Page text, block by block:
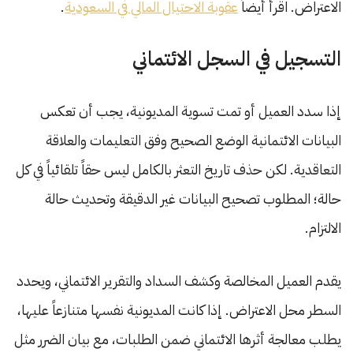
الاعتراض. اقرأ أيضاًعقوبة الاحتيال المالي في السعودية.
التسجيل في السجل الائتماني
إذا سدد العميل أو تمت تسوية المديونية، يجب أن تعكس
البيانات الائتمانية الوضع الصحيح وفق التعليمات والعلاقة
التعاقدية. لكن حذف تاريخ التعثر بالكامل ليس حقاً تلقائياً في كل
حالة؛ المطلوب تصحيح البيانات غير الدقيقة وتحديث حالة
الالتزام.
يقدم العميل المخالصة وكشف السداد والتقرير الائتماني، ويحدد
السطر محل الاعتراض. إذا كانت المديونية نفسها متنازعاً عليها،
يطلب معالجة أثرها الائتماني ضمن الطلبات، مع بيان الضرر مثل